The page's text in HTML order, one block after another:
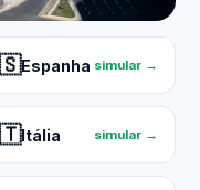
Espanha simular →
Itália simular →